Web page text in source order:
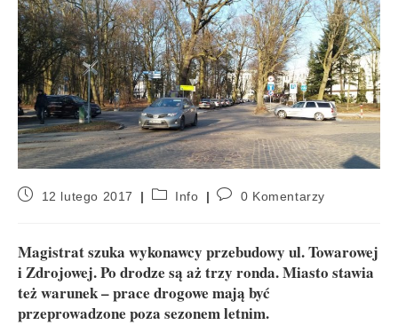
12 lutego 2017 Info 0 Komentarzy
Magistrat szuka wykonawcy przebudowy ul. Towarowej
i Zdrojowej. Po drodze są aż trzy ronda. Miasto stawia
też warunek – prace drogowe mają być
przeprowadzone poza sezonem letnim.